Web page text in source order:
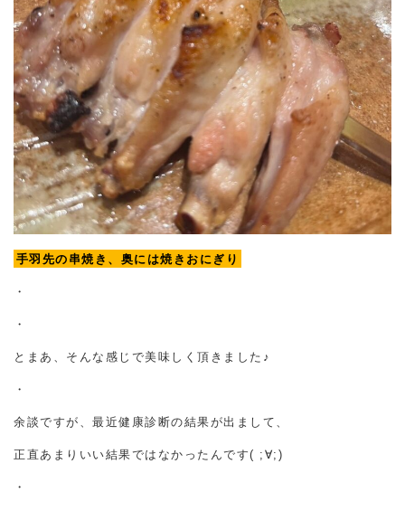
手羽先の串焼き、奥には焼きおにぎり
・
・
とまあ、そんな感じで美味しく頂きました♪
・
余談ですが、最近健康診断の結果が出まして、
正直あまりいい結果ではなかったんです( ;∀;)
・